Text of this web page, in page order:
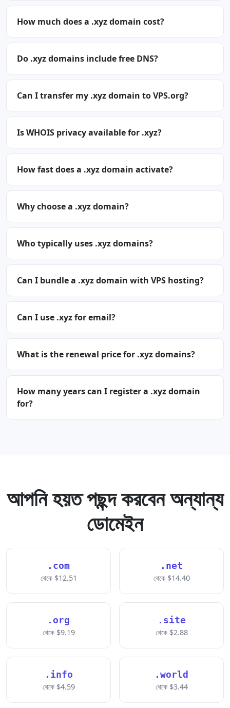
How much does a .xyz domain cost?
Do .xyz domains include free DNS?
Can I transfer my .xyz domain to VPS.org?
Is WHOIS privacy available for .xyz?
How fast does a .xyz domain activate?
Why choose a .xyz domain?
Who typically uses .xyz domains?
Can I bundle a .xyz domain with VPS hosting?
Can I use .xyz for email?
What is the renewal price for .xyz domains?
How many years can I register a .xyz domain
for?
আপনি হয়ত পছন্দ করবেন অন্যান্য
ডোমেইন
.com
থেকে $12.51
.net
থেকে $14.40
.org
থেকে $9.19
.site
থেকে $2.88
.info
থেকে $4.59
.world
থেকে $3.44